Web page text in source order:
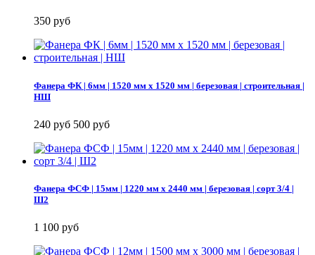
350 руб
Фанера ФК | 6мм | 1520 мм х 1520 мм | березовая | строительная |
НШ
240 руб 500 руб
Фанера ФСФ | 15мм | 1220 мм х 2440 мм | березовая | сорт 3/4 |
Ш2
1 100 руб